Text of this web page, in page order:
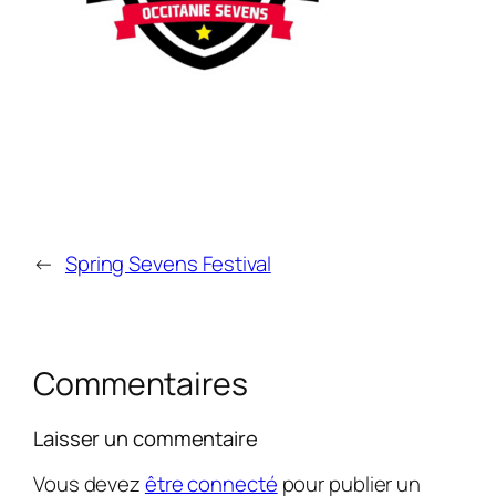
← Spring Sevens Festival
Commentaires
Laisser un commentaire
Vous devezêtre connecté pour publier un